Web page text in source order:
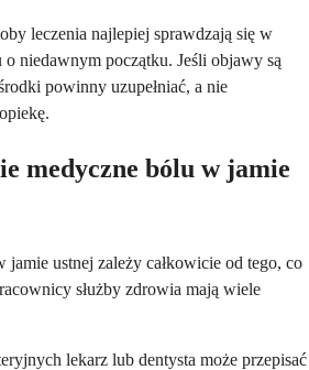
leczenia najlepiej sprawdzają się w
o niedawnym początku. Jeśli objawy są
powinny uzupełniać, a nie
medyczne bólu w jamie
jamie ustnej zależy całkowicie od tego, co
służby zdrowia mają wiele
lekarz lub dentysta może przepisać